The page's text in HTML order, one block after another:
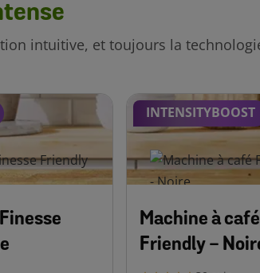
intuitive, et toujours la
INTENSITYBOOST
Machine à
Friendly -